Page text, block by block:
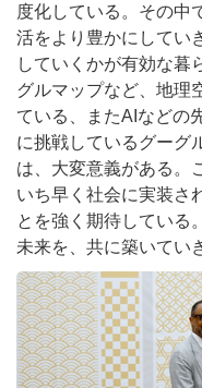
度化している。その中
活をより豊かにしてい
していくかが有効な暮
グルマップなど、地理
ている、またAIなどの
に挑戦しているグーグ
は、大変意義がある。
いち早く社会に実装さ
とを強く期待している
未来を、共に築いてい